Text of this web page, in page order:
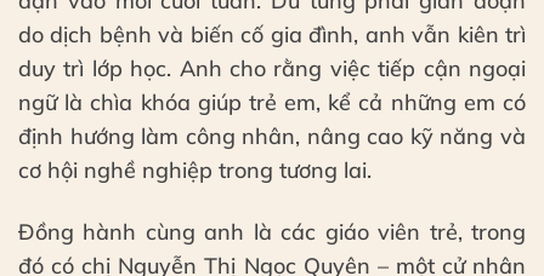
do dịch bệnh và biến cố gia đình, anh vẫn kiên trì
duy trì lớp học. Anh cho rằng việc tiếp cận ngoại
ngữ là chìa khóa giúp trẻ em, kể cả những em có
định hướng làm công nhân, nâng cao kỹ năng và
cơ hội nghề nghiệp trong tương lai.
Đồng hành cùng anh là các giáo viên trẻ, trong
đó có chị Nguyễn Thị Ngọc Quyên – một cử nhân